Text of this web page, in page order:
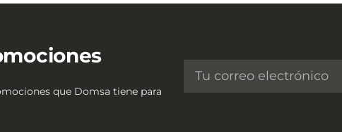
que Domsa tiene para